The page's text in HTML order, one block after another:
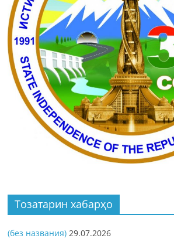
Тозатарин хабарҳо
(без названия) 29.07.2026